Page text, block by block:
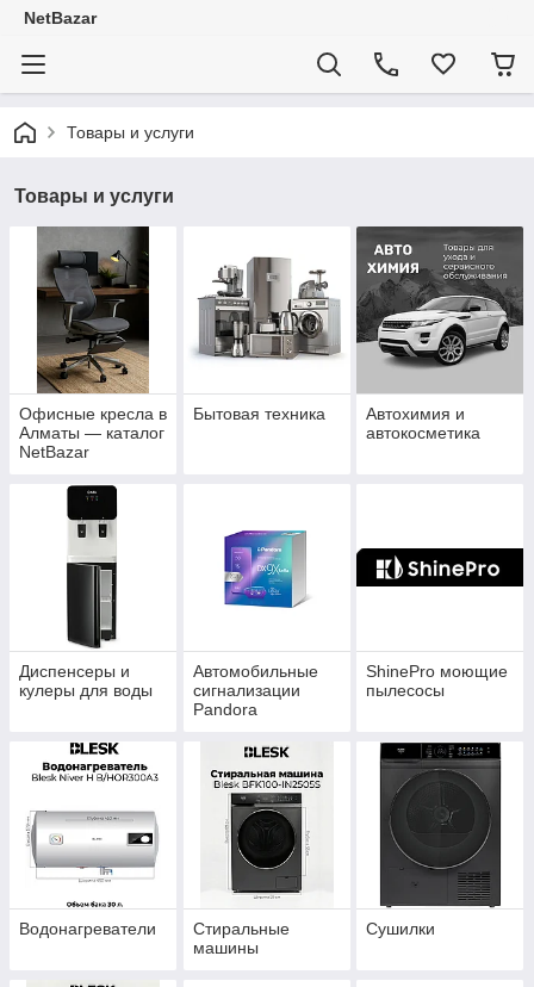
NetBazar
Товары и услуги
Товары и услуги
Офисные кресла в
Алматы — каталог
NetBazar
Бытовая техника
Автохимия и
автокосметика
Диспенсеры и
кулеры для воды
Автомобильные
сигнализации
Pandora
ShinePro моющие
пылесосы
Водонагреватели
Стиральные
машины
Сушилки